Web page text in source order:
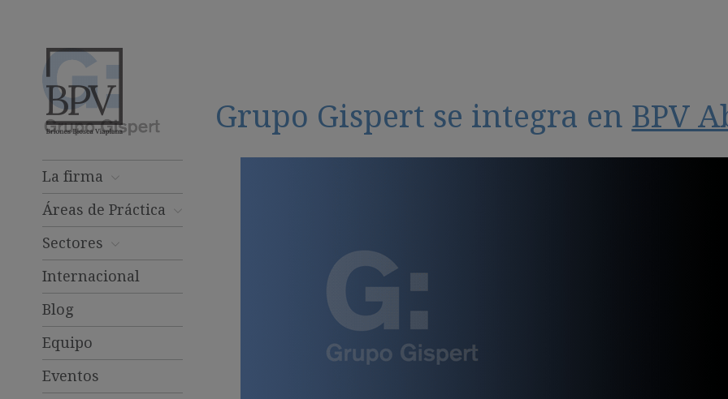
Grupo Gispert se integra en BPV
La firma
Áreas de Práctica
Sectores
Internacional
Blog
Equipo
Eventos